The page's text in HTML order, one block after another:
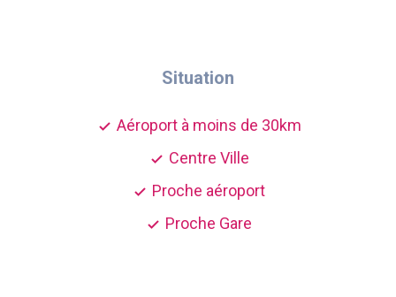
Situation
Aéroport à moins de 30km
Centre Ville
Proche aéroport
Proche Gare